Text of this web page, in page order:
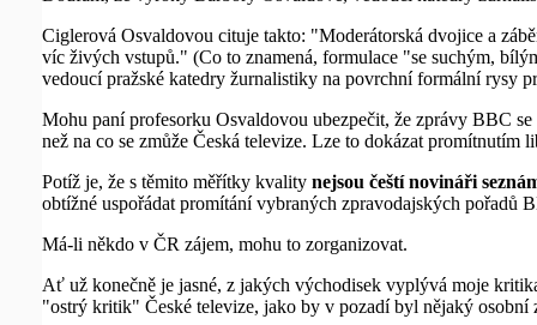
Ciglerová Osvaldovou cituje takto: "Moderátorská dvojice a
víc živých vstupů." (Co to znamená, formulace "se suchým,
vedoucí pražské katedry žurnalistiky na povrchní formální rysy
Mohu paní profesorku Osvaldovou ubezpečit, že zprávy BBC
než na co se zmůže Česká televize. Lze to dokázat
Potíž je, že s těmito měřítky kvality nejsou čeští novináři
obtížné uspořádat promítání vybraných zpravodajských pořadů
Má-li někdo v ČR zájem, mohu to zorganizovat.
Ať už konečně je jasné, z jakých východisek vyplývá moje
"ostrý kritik" České televize, jako by v pozadí byl nějaký osobní